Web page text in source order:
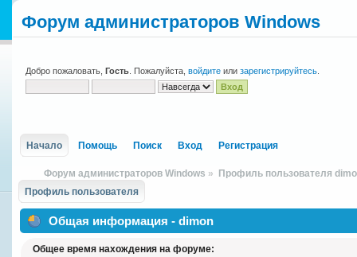
Форум администраторов Windows
Добро пожаловать, Гость . Пожалуйста, войдите или зарегистрируйтесь
Начало Помощь Поиск Вход Регистрация
Форум администраторов Windows »
Профиль пользователя
Профиль пользователя
Общая информация - dimon
Общее время нахождения на форуме: